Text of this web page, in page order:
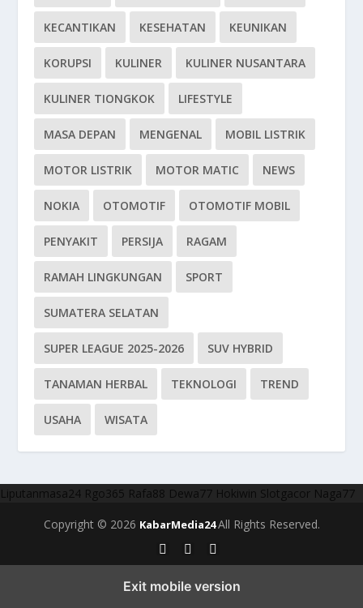
KECANTIKAN KESEHATAN KEUNIKAN
KORUPSI KULINER KULINER NUSANTARA
KULINER TIONGKOK LIFESTYLE
MASA DEPAN MENGENAL MOBIL LISTRIK
MOTOR LISTRIK MOTOR MATIC NEWS
NOKIA OTOMOTIF OTOMOTIF MOBIL
PENYAKIT PERSIJA RAGAM
RAMAH LINGKUNGAN SPORT
SUMATERA SELATAN
SUPER LEAGUE 2025-2026 SUV HYBRID
TANAMAN HERBAL TEKNOLOGI TREND
USAHA WISATA
Liputanmasa24 Rgo365 Rafa88 Dewa77 Hokiwin Slotgacor Naga77
Copyright © 2026 KabarMedia24All Rights Reserved.
Exit mobile version